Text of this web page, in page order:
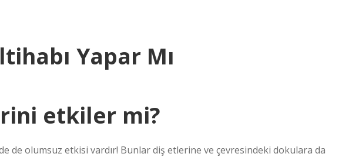
Yapar Mı
etkiler mi?
de olumsuz etkisi vardır! Bunlar diş etlerine ve çevresindeki dokulara da